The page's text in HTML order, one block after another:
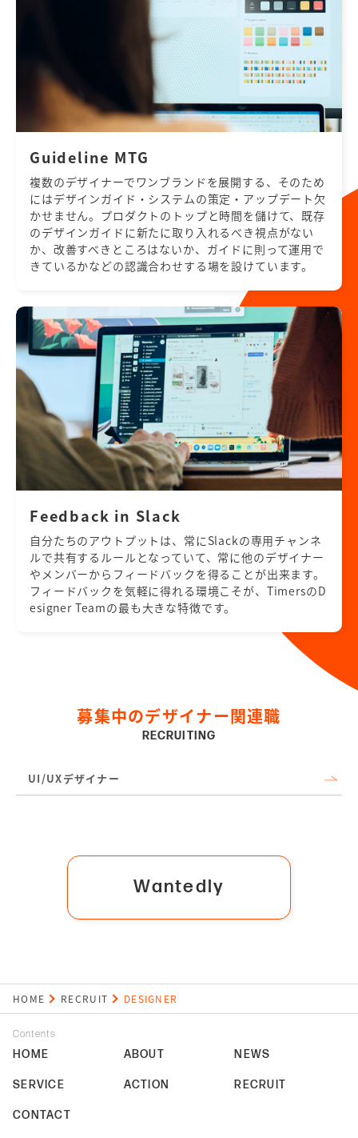
Guideline MTG
複数のデザイナーでワンブランドを展開する、そのため
にはデザインガイド・システムの策定・アップデート欠
かせません。プロダクトのトップと時間を儲けて、既存
のデザインガイドに新たに取り入れるべき視点がない
か、改善すべきところはないか、ガイドに則って運用で
きているかなどの認識合わせする場を設けています。
Feedback in Slack
自分たちのアウトプットは、常にSlackの専用チャンネ
ルで共有するルールとなっていて、常に他のデザイナー
やメンバーからフィードバックを得ることが出来ます。
フィードバックを気軽に得れる環境こそが、TimersのD
esigner Teamの最も大きな特徴です。
募集中のデザイナー関連職
RECRUITING
UI/UXデザイナー
Wantedly
HOME RECRUIT DESIGNER
Contents
HOME ABOUT NEWS
SERVICE ACTION RECRUIT
CONTACT